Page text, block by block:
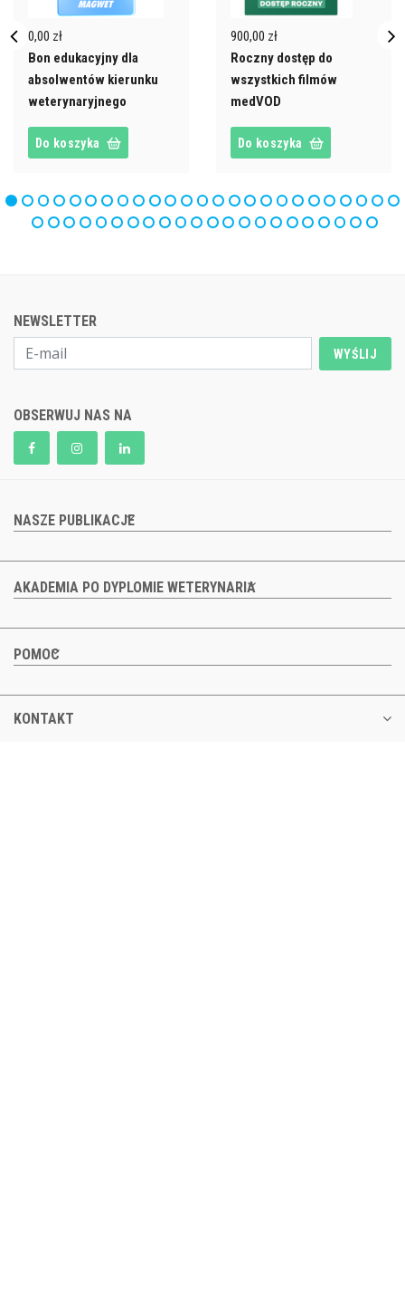
0,00 zł
Bon edukacyjny dla
absolwentów kierunku
weterynaryjnego
Do koszyka
900,00 zł
Roczny dostęp do
wszystkich filmów
medVOD
Do koszyka
NEWSLETTER
WYŚLIJ
OBSERWUJ NAS NA
NASZE PUBLIKACJE
AKADEMIA PO DYPLOMIE WETERYNARIA
POMOC
KONTAKT